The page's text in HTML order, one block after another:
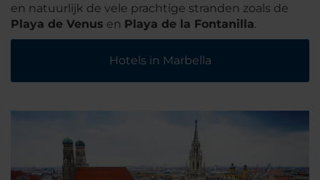
en natuurlijk de vele prachtige stranden zoals de
Playa de Venus en Playa de la Fontanilla.
Hotels in Marbella